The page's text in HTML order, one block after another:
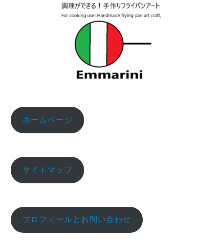
ホームページ
サイトマップ
プロフィールとお問い合わせ